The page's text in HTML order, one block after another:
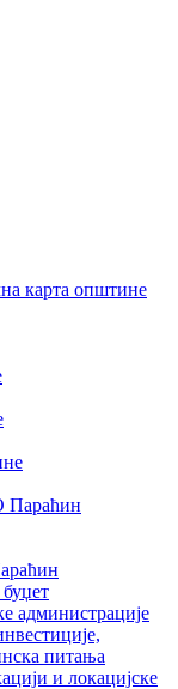
карта општине
Параћин
администрације
питања
и локацијске